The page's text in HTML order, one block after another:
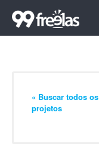
« Buscar todos os
projetos